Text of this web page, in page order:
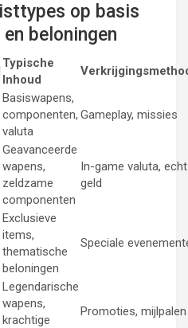
op basis
beloningen
Typische
Inhoud
Basiswapens,
componenten,
valuta
Gameplay, missies
Geavanceerde
wapens,
zeldzame
componenten
In-game valuta, echt
geld
Exclusieve
items,
thematische
beloningen
Speciale
Legendarische
wapens,
krachtige
Promoties, mijlpalen